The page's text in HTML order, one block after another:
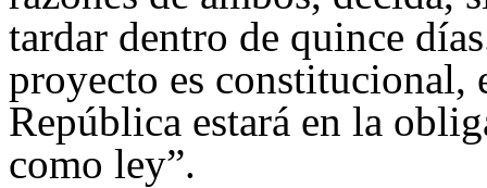
tardar dentro de quince
proyecto es constitucional,
República estará en la
como ley”.